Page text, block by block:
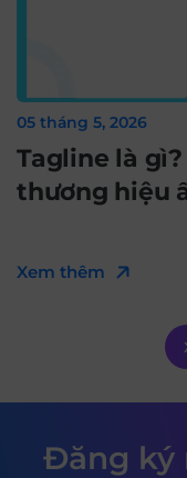
05 tháng 5, 2026
Tagline là
thương hiệu
Xem thêm
Đăng ký